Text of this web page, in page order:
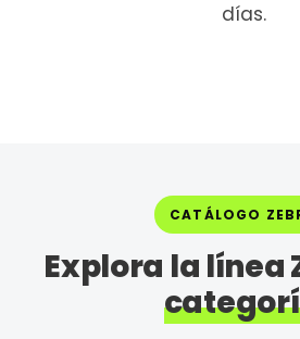
días.
CATÁLOGO
Explora la línea